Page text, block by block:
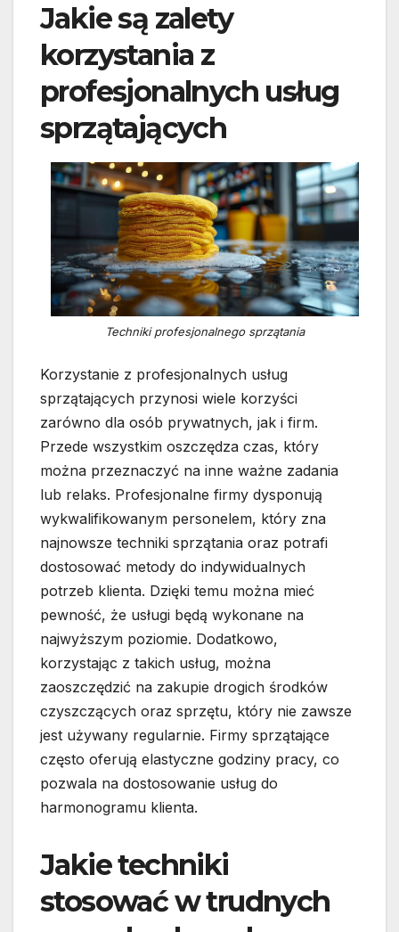
Jakie są zalety
korzystania z
profesjonalnych usług
sprzątających
Techniki profesjonalnego sprzątania
Korzystanie z profesjonalnych usług
sprzątających przynosi wiele korzyści
zarówno dla osób prywatnych, jak i firm.
Przede wszystkim oszczędza czas, który
można przeznaczyć na inne ważne zadania
lub relaks. Profesjonalne firmy dysponują
wykwalifikowanym personelem, który zna
najnowsze techniki sprzątania oraz potrafi
dostosować metody do indywidualnych
potrzeb klienta. Dzięki temu można mieć
pewność, że usługi będą wykonane na
najwyższym poziomie. Dodatkowo,
korzystając z takich usług, można
zaoszczędzić na zakupie drogich środków
czyszczących oraz sprzętu, który nie zawsze
jest używany regularnie. Firmy sprzątające
często oferują elastyczne godziny pracy, co
pozwala na dostosowanie usług do
harmonogramu klienta.
Jakie techniki
stosować w trudnych